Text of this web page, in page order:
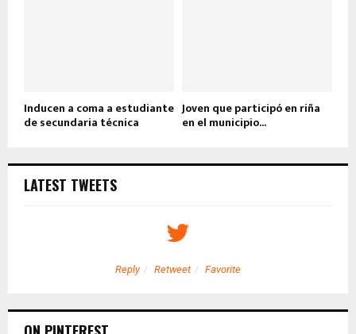
Inducen a coma a estudiante
de secundaria técnica
Joven que participó en riña
en el municipio...
LATEST TWEETS
Reply Retweet Favorite